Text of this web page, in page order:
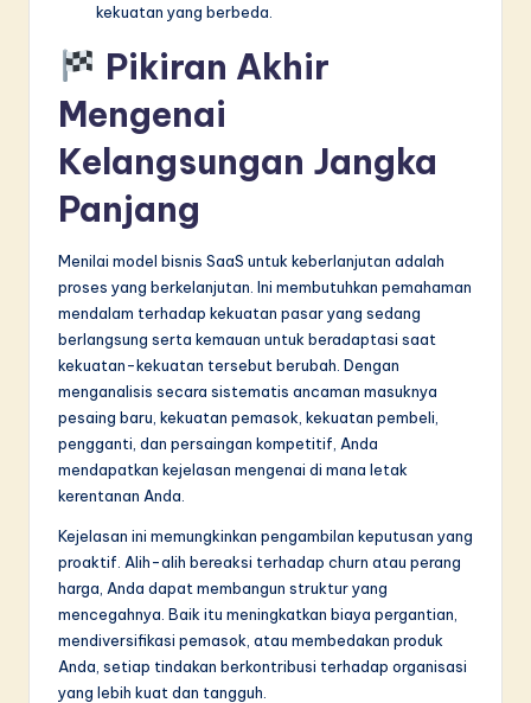
kekuatan yang berbeda.
Pikiran Akhir
Mengenai
Kelangsungan Jangka
Panjang
Menilai model bisnis SaaS untuk keberlanjutan adalah
proses yang berkelanjutan. Ini membutuhkan pemahaman
mendalam terhadap kekuatan pasar yang sedang
berlangsung serta kemauan untuk beradaptasi saat
kekuatan-kekuatan tersebut berubah. Dengan
menganalisis secara sistematis ancaman masuknya
pesaing baru, kekuatan pemasok, kekuatan pembeli,
pengganti, dan persaingan kompetitif, Anda
mendapatkan kejelasan mengenai di mana letak
kerentanan Anda.
Kejelasan ini memungkinkan pengambilan keputusan yang
proaktif. Alih-alih bereaksi terhadap churn atau perang
harga, Anda dapat membangun struktur yang
mencegahnya. Baik itu meningkatkan biaya pergantian,
mendiversifikasi pemasok, atau membedakan produk
Anda, setiap tindakan berkontribusi terhadap organisasi
yang lebih kuat dan tangguh.